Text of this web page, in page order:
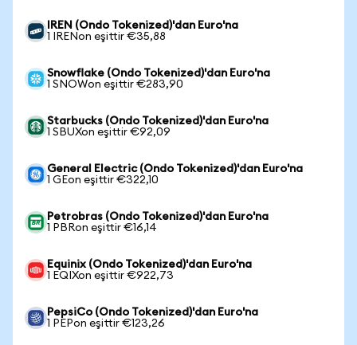
IREN (Ondo Tokenized)'dan Euro'na
1 IRENon eşittir €35,88
Snowflake (Ondo Tokenized)'dan Euro'na
1 SNOWon eşittir €283,90
Starbucks (Ondo Tokenized)'dan Euro'na
1 SBUXon eşittir €92,09
General Electric (Ondo Tokenized)'dan Euro'na
1 GEon eşittir €322,10
Petrobras (Ondo Tokenized)'dan Euro'na
1 PBRon eşittir €16,14
Equinix (Ondo Tokenized)'dan Euro'na
1 EQIXon eşittir €922,73
PepsiCo (Ondo Tokenized)'dan Euro'na
1 PEPon eşittir €123,26